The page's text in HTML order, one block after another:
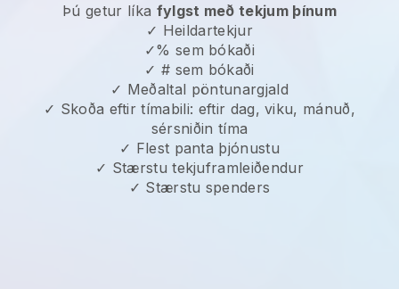
Þú getur líka fylgst með tekjum þínum
✓ Heildartekjur
✓% sem bókaði
✓ # sem bókaði
✓ Meðaltal pöntunargjald
✓ Skoða eftir tímabili: eftir dag, viku, mánuð,
sérsniðin tíma
✓ Flest panta þjónustu
✓ Stærstu tekjuframleiðendur
✓ Stærstu spenders